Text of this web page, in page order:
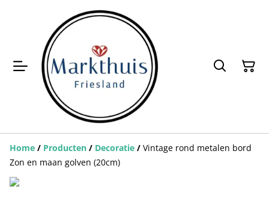
Home / Producten / Decoratie / Vintage rond metalen bord
Zon en maan golven (20cm)